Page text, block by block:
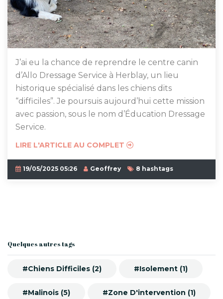
J’ai eu la chance de reprendre le centre canin
d’Allo Dressage Service à Herblay, un lieu
historique spécialisé dans les chiens dits
“difficiles”. Je poursuis aujourd’hui cette mission
avec passion, sous le nom d’Éducation Dressage
Service.
LIRE L'ARTICLE AU COMPLET
19/05/2025 05:26 Geoffrey 8 hashtags
Quelques autres tags
#Chiens Difficiles (2) #Isolement (1)
#Malinois (5) #Zone D'intervention (1)